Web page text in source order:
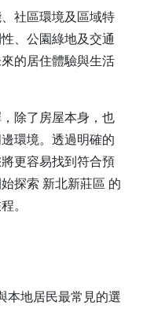
社區環境及區域特
、公園綠地及交通
的居住體驗與生活
除了房屋本身，也
環境。透過明確的
更容易找到符合預
探索 新北新莊區 的
。
本地居民最常見的選